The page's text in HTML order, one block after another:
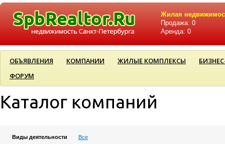
Жилая
Продажа: 0
Аренда: 0
ОБЪЯВЛЕНИЯ КОМПАНИИ ЖИЛЫЕ КОМПЛЕКСЫ
ФОРУМ
Каталог компаний
Виды деятельности Все